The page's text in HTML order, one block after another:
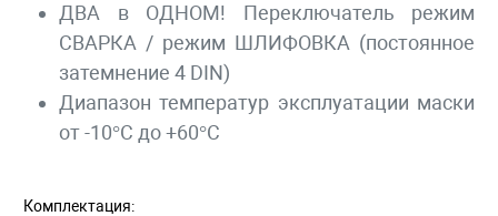
ДВА в ОДНОМ! Переключатель режим
СВАРКА / режим ШЛИФОВКА (постоянное
затемнение 4 DIN)
Диапазон температур эксплуатации маски
от -10°С до +60°С
Комплектация: